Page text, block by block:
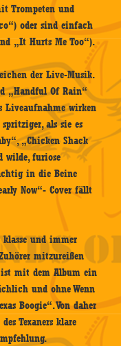
Trompeten und
oder sind einfach
„It Hurts Me Too“).
der Live-Musik.
„Handful Of Rain“
Liveaufnahme wirken
als sie es
„Chicken Shack
wilde, furiose
in die Beine
Now“- Cover fällt
klasse und immer
mitzureißen
ist mit dem Album ein
und ohne Wenn
Boogie“. Von daher
Texaners klare